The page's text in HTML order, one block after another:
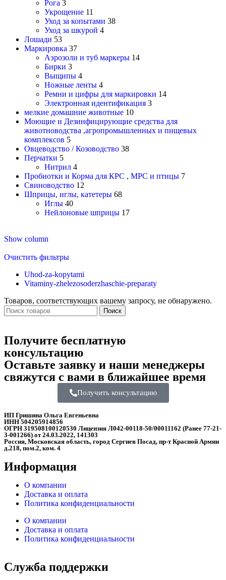
Рога 3
Укрощение 11
Уход за копытами 38
Уход за шкурой 4
Лошади 53
Маркировка 37
Аэрозоли и туб маркеры 14
Бирки 3
Выщипы 4
Ножные ленты 4
Ремни и цифры для маркировки 14
Электронная идентификация 3
мелкие домашние животные 10
Моющие и Дезинфицирующие средства для
животноводства ,агропромышленных и пищевых
комплексов 5
Овцеводство / Козоводство 38
Перчатки 5
Нитрил 4
Пробиотки и Корма для КРС , МРС и птицы 7
Свиноводство 12
Шприцы, иглы, катетеры 68
Иглы 40
Нейлоновые шприцы 17
Show column
Очистить фильтры
Uhod-za-kopytami
Vitaminy-zhelezosoderzhaschie-preparaty
Товаров, соответствующих вашему запросу, не обнаружено.
Поиск
Получите бесплатную
консультацию
Оставьте заявку и наши менеджеры
свяжутся с вами в ближайшее время
Получить консультацию
ИП Гришина Ольга Евгеньевна
ИНН 504205914856
ОГРН 319508100120530 Лицензия Л042-00118-50/00011162 (Ранее 77-21-
3-001266) от 24.03.2022, 141303
Россия, Московская область, город Сергиев Посад, пр-т Красной Армии
д.218, пом.2, ком. 4
Информация
О компании
Доставка и оплата
Политика конфиденциальности
О компании
Доставка и оплата
Политика конфиденциальности
Служба поддержки